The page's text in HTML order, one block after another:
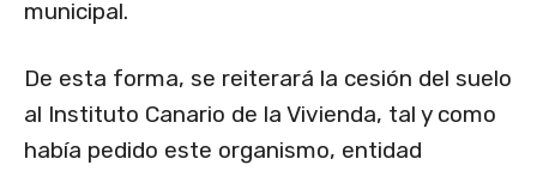
municipal.
De esta forma, se reiterará la cesión del suelo
al Instituto Canario de la Vivienda, tal y como
había pedido este organismo, entidad